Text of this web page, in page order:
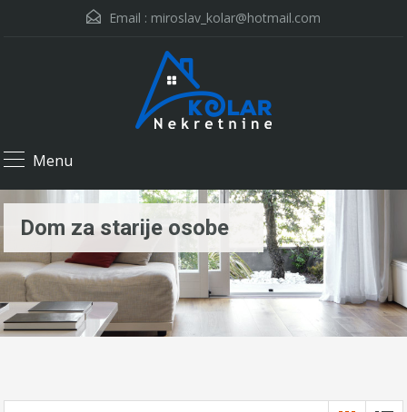
Email : miroslav_kolar@hotmail.com
Menu
Dom za starije osobe